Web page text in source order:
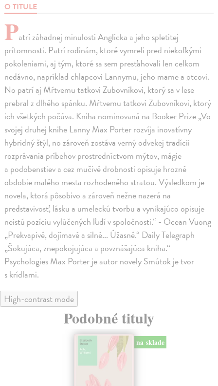
O TITULE
Patrí záhadnej minulosti Anglicka a jeho spletitej
prítomnosti. Patrí rodinám, ktoré vymreli pred niekoľkými
pokoleniami, aj tým, ktoré sa sem presťahovali len celkom
nedávno, napríklad chlapcovi Lannymu, jeho mame a otcovi.
No patrí aj Mŕtvemu tatkovi Zubovníkovi, ktorý sa v lese
prebral z dlhého spánku. Mŕtvemu tatkovi Zubovníkovi, ktorý
ich všetkých počúva. Kniha nominovaná na Booker Prize „Vo
svojej druhej knihe Lanny Max Porter rozvíja inovatívny
hybridný štýl, no zároveň zostáva verný odvekej tradícii
rozprávania príbehov prostredníctvom mýtov, mágie
a podobenstiev a cez mučivé drobnosti opisuje hrozné
obdobie malého mesta rozhodeného stratou. Výsledkom je
novela, ktorá pôsobivo a zároveň nežne nazerá na
predstavivosť, lásku a umeleckú tvorbu a vynikajúco opisuje
neistú pozíciu vylúčených ľudí v spoločnosti.“ - Ocean Vuong
„Prekvapivé, dojímavé a silné... Úžasné.“ Daily Telegraph
„Šokujúca, znepokojujúca a povznášajúca kniha.“
Psychologies Max Porter je autor novely Smútok je tvor
s krídlami.
High-contrast mode
Podobné tituly
na sklade